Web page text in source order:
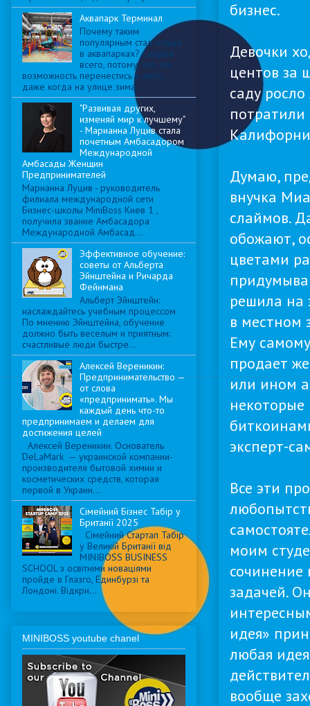
бизнес.
Девочки
центов за
саду
Думаю,
внучка
слаймов.
обожают,
цветами
решила на
в местном
Ему
продает
или ином
эксперт-
Все эти
моим
задачей.
идея»
любая
вообще
Аквапарк Терминал
Почему таким
популярным стал отдых
в аквапарках? Скорее
всего, потому, что это
возможность перенестись в лето,
даже когда на улице зима...
"Развивая других,
изменяй мир к лучшему"
- Марианна Луцив стала
почетным Амбасадором
Международной
Амбасады Женщин
Предпринимателей
Марианна Луцив - руководитель
филиала международной сети
Бизнес-школы MiniBoss Киев 1 ,
получила звание Амбасадора
Международной Амбасад...
Эффективное обучение:
советы от Альберта
Эйнштейна и Ричарда
Фейнмана
Альберт Эйнштейн:
наслаждайтесь учебным процессом
По мнению Эйнштейна, обучение
должно быть веселым и приятным:
счастливые люди быстре...
Алексей Вереникин:
Предпринимательство —
от слова
«предпринимать». Мы
каждый день что-то
предпринимаем и делаем для
достижения целей
Алексей Вереникин. Основатель
DeLaMark — украинской компании-
производителя бытовой химии и
косметических средств, которая
первой в Украин...
Сімейний Бізнес Табір у
Британії 2025
Сімейний Стартап Табір
у Великій Британії від
MINIBOSS BUSINESS
SCHOOL з освітніми новаціями
пройде в Глазго, Единбурзі та
Лондоні. Відкри...
MINIBOSS youtube chanel